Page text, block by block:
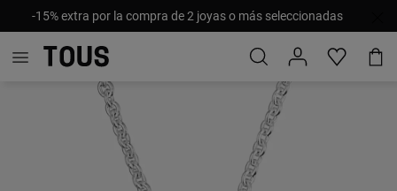
-15% extra por la compra de 2 joyas o más seleccionadas